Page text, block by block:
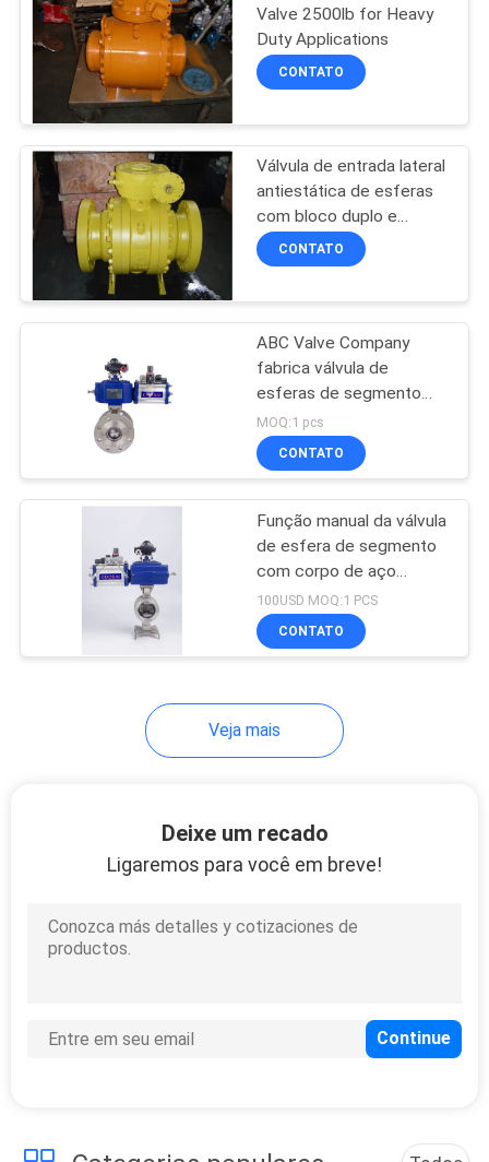
Valve 2500lb for Heavy
Duty Applications
CONTATO
Válvula de entrada lateral
antiestática de esferas
com bloco duplo e
características
CONTATO
ABC Valve Company
fabrica válvula de
esferas de segmento
DN15-DN1200 com
ligação de flange
MOQ:1 pcs
CONTATO
Função manual da válvula
de esfera de segmento
com corpo de aço
fundido para competição
100USD MOQ:1 PCS
CONTATO
Veja mais
Deixe um recado
Ligaremos para você em breve!